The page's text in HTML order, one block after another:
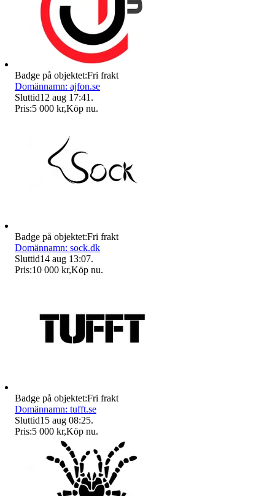
Badge på objektet:Fri frakt
Domännamn: ajfon.se
Sluttid12 aug 17:41 .
Pris:5 000 kr,Köp nu.
Badge på objektet:Fri frakt
Domännamn: sock.dk
Sluttid14 aug 13:07.
Pris:10 000 kr,Köp nu.
Badge på objektet:Fri frakt
Domännamn: tufft.se
Sluttid15 aug 08:25.
Pris:5 000 kr,Köp nu.